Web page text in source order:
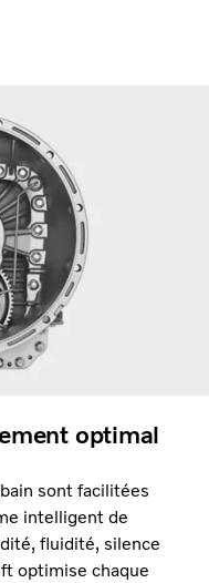
optimal
sont facilitées
intelligent de
fluidité, silence
optimise chaque